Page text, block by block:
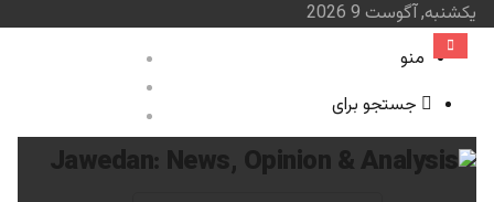
یکشنبه, آگوست 9 2026
منو
جستجو برای
صفحه نخست